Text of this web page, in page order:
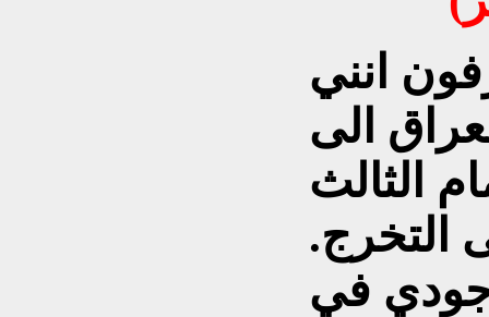
انني
الى
بعد اتمام الثالث
التخرج.
في